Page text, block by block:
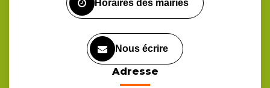
Horaires des mairies
Nous écrire
Adresse